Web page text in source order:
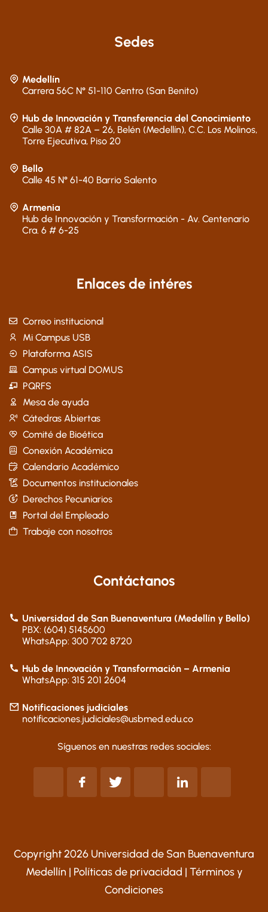
Sedes
Medellín
Carrera 56C N° 51-110 Centro (San Benito)
Hub de Innovación y Transferencia del Conocimiento
Calle 30A # 82A – 26, Belén (Medellín), C.C. Los Molinos,
Torre Ejecutiva, Piso 20
Bello
Calle 45 N° 61-40 Barrio Salento
Armenia
Hub de Innovación y Transformación - Av. Centenario
Cra. 6 # 6-25
Enlaces de intéres
Correo institucional
Mi Campus USB
Plataforma ASIS
Campus virtual DOMUS
PQRFS
Mesa de ayuda
Cátedras Abiertas
Comité de Bioética
Conexión Académica
Calendario Académico
Documentos institucionales
Derechos Pecuniarios
Portal del Empleado
Trabaje con nosotros
Contáctanos
Universidad de San Buenaventura (Medellín y Bello)
PBX: (604) 5145600
WhatsApp: 300 702 8720
Hub de Innovación y Transformación – Armenia
WhatsApp: 315 201 2604
Notificaciones judiciales
notificaciones.judiciales@usbmed.edu.co
Síguenos en nuestras redes sociales:
Copyright 2026 Universidad de San Buenaventura
Medellín | Políticas de privacidad | Términos y
Condiciones